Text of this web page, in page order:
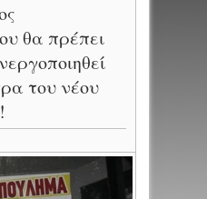
θα πρέπει
του νέου